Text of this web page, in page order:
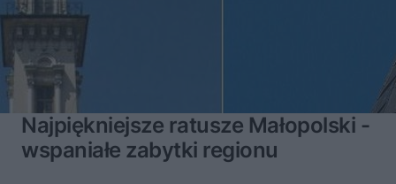
Najpiękniejsze ratusze Małopolski -
wspaniałe zabytki regionu